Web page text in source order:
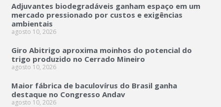
Adjuvantes biodegradáveis ganham espaço em um
mercado pressionado por custos e exigências
ambientais
agosto 10, 2026
Giro Abitrigo aproxima moinhos do potencial do
trigo produzido no Cerrado Mineiro
agosto 10, 2026
Maior fábrica de baculovírus do Brasil ganha
destaque no Congresso Andav
agosto 10, 2026